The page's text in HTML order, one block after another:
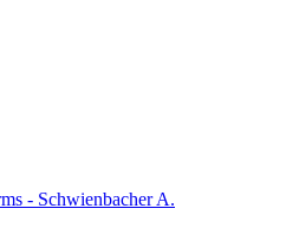
- Schwienbacher A.